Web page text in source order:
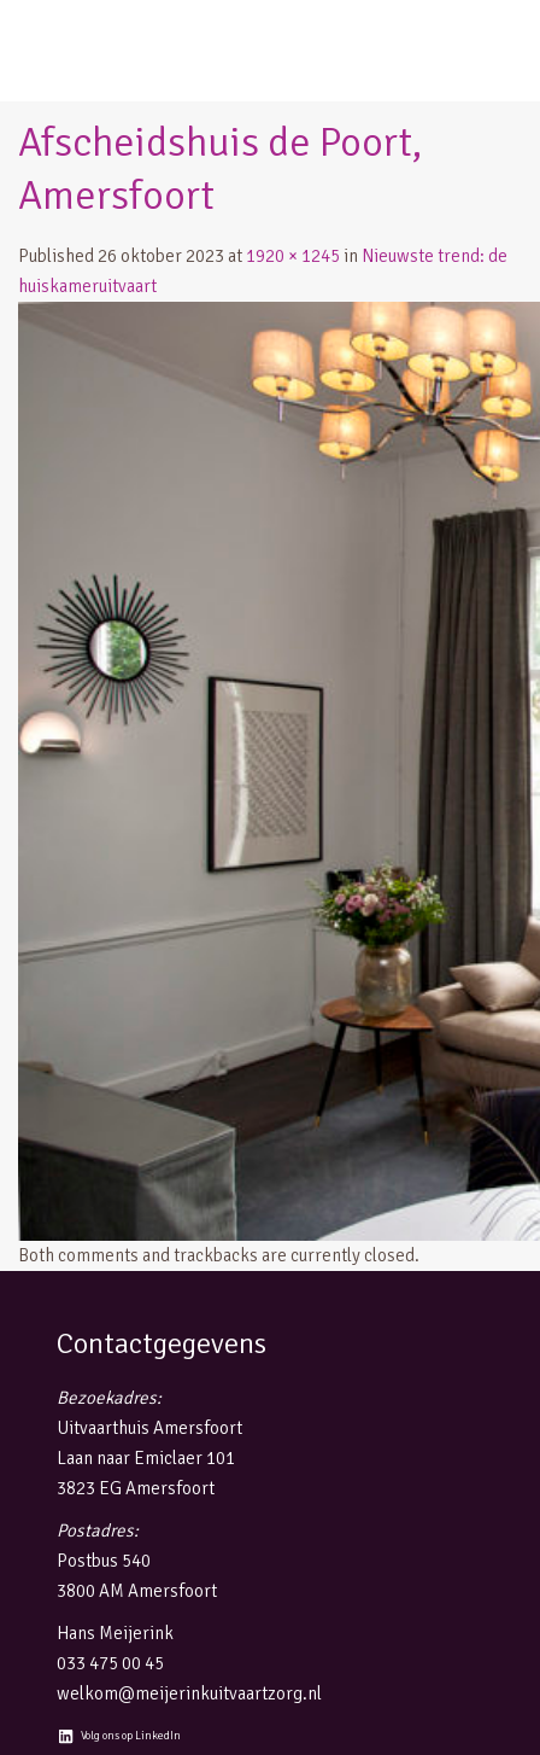
Afscheidshuis de Poort,
Amersfoort
Published 26 oktober 2023 at 1920 × 1245 in Nieuwste trend: de
huiskameruitvaart
Both comments and trackbacks are currently closed.
Contactgegevens
Bezoekadres:
Uitvaarthuis Amersfoort
Laan naar Emiclaer 101
3823 EG Amersfoort
Postadres:
Postbus 540
3800 AM Amersfoort
Hans Meijerink
033 475 00 45
welkom@meijerinkuitvaartzorg.nl
Volg ons op LinkedIn